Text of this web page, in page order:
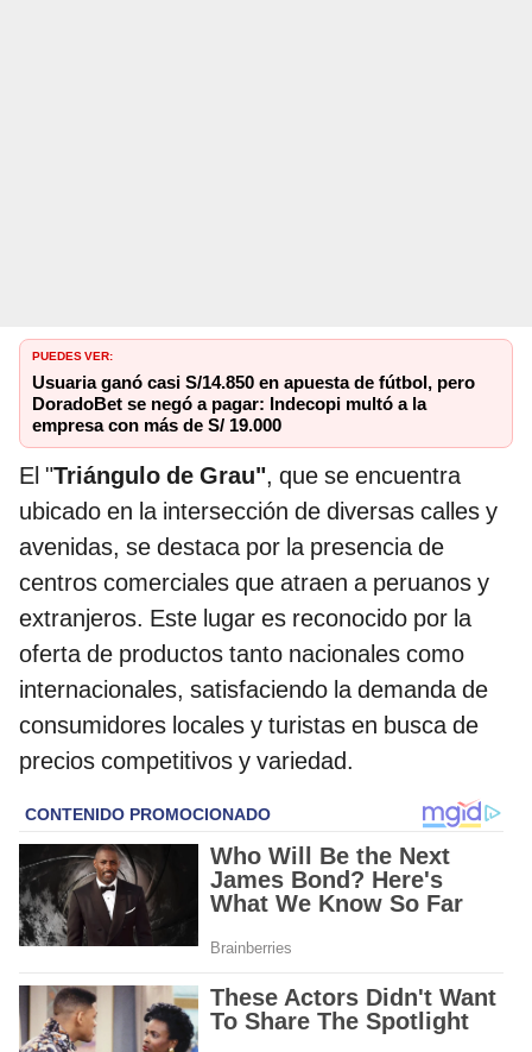
PUEDES VER:
Usuaria ganó casi S/14.850 en apuesta de fútbol, pero
DoradoBet se negó a pagar: Indecopi multó a la
empresa con más de S/ 19.000
El "Triángulo de Grau", que se encuentra
ubicado en la intersección de diversas calles y
avenidas, se destaca por la presencia de
centros comerciales que atraen a peruanos y
extranjeros. Este lugar es reconocido por la
oferta de productos tanto nacionales como
internacionales, satisfaciendo la demanda de
consumidores locales y turistas en busca de
precios competitivos y variedad.